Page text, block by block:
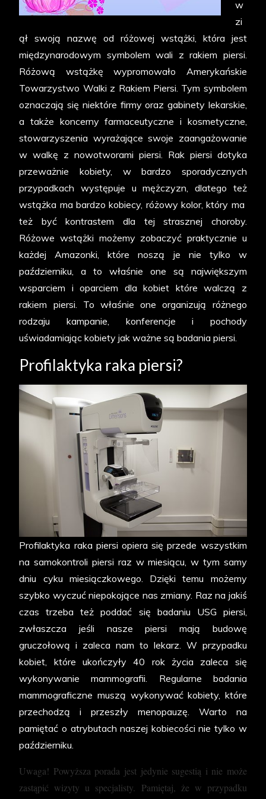
w
zi
ął swoją nazwę od różowej wstążki, która jest
międzynarodowym symbolem wali z rakiem piersi.
Różową wstążkę wypromowało Amerykańskie
Towarzystwo Walki z Rakiem Piersi. Tym symbolem
oznaczają się niektóre firmy oraz gabinety lekarskie,
a także koncerny farmaceutyczne i kosmetyczne,
stowarzyszenia wyrażające swoje zaangażowanie
w walkę z nowotworami piersi. Rak piersi dotyka
przeważnie kobiety, w bardzo sporadycznych
przypadkach występuje u mężczyzn, dlatego też
wstążka ma bardzo kobiecy, różowy kolor, który ma
też być kontrastem dla tej strasznej choroby.
Różowe wstążki możemy zobaczyć praktycznie u
każdej Amazonki, które noszą je nie tylko w
październiku, a to właśnie one są największym
wsparciem i oparciem dla kobiet które walczą z
rakiem piersi. To właśnie one organizują różnego
rodzaju kampanie, konferencje i pochody
uświadamiając kobiety jak ważne są badania piersi.
Profilaktyka raka piersi?
Profilaktyka raka piersi opiera się przede wszystkim
na samokontroli piersi raz w miesiącu, w tym samy
dniu cyku miesiączkowego. Dzięki temu możemy
szybko wyczuć niepokojące nas zmiany. Raz na jakiś
czas trzeba też poddać się badaniu USG piersi,
zwłaszcza jeśli nasze piersi mają budowę
gruczołową i zaleca nam to lekarz. W przypadku
kobiet, które ukończyły 40 rok życia zaleca się
wykonywanie mammografii. Regularne badania
mammograficzne muszą wykonywać kobiety, które
przechodzą i przeszły menopauzę. Warto na
pamiętać o atrybutach naszej kobiecości nie tylko w
październiku.
Uwaga! Powyższa porada jest jedynie sugestią i nie może
zastąpić wizyty u specjalisty. Pamiętaj, że w przypadku